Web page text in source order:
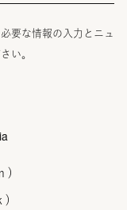
要な情報の入力とニュ
い。
)
)